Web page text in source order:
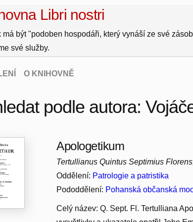
Libri nostri
má být "podoben hospodáři, který vynáší ze své
své služby.
O KNIHOVNĚ
podle autora:
Apologetikum
Tertullianus Quintus Septimius
Oddělení: Patrologie a patristika
Pododdělení: Pohanská občanská
Celý název: Q. Sept. Fl. Tertulliana